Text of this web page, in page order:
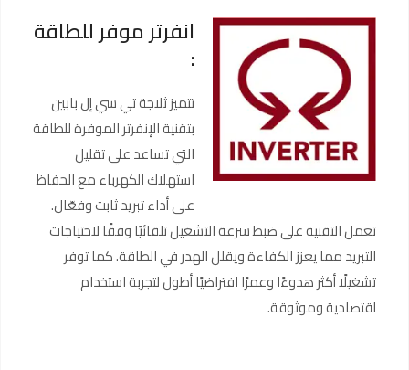
انفرتر موفر للطاقة
:
تتميز ثلاجة تي سي إل بابين
بتقنية الإنفرتر الموفرة للطاقة
التي تساعد على تقليل
استهلاك الكهرباء مع الحفاظ
على أداء تبريد ثابت وفعّال.
تعمل التقنية على ضبط سرعة التشغيل تلقائيًا وفقًا لاحتياجات
التبريد مما يعزز الكفاءة ويقلل الهدر في الطاقة. كما توفر
تشغيلًا أكثر هدوءًا وعمرًا افتراضيًا أطول لتجربة استخدام
اقتصادية وموثوقة.